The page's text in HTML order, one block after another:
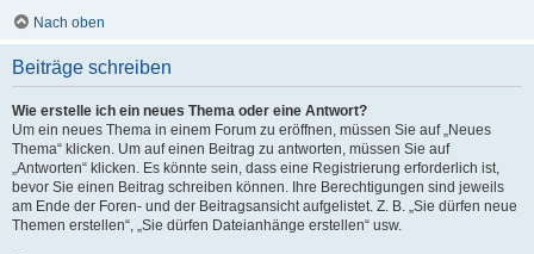
Nach oben
Beiträge schreiben
Wie erstelle ich ein neues Thema oder eine Antwort?
Um ein neues Thema in einem Forum zu eröffnen, müssen Sie auf „Neues
Thema“ klicken. Um auf einen Beitrag zu antworten, müssen Sie auf
„Antworten“ klicken. Es könnte sein, dass eine Registrierung erforderlich ist,
bevor Sie einen Beitrag schreiben können. Ihre Berechtigungen sind jeweils
am Ende der Foren- und der Beitragsansicht aufgelistet. Z. B. „Sie dürfen neue
Themen erstellen“, „Sie dürfen Dateianhänge erstellen“ usw.